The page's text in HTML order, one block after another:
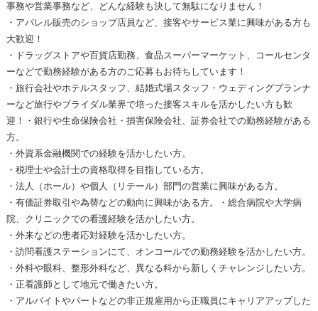
事務や営業事務など、どんな経験も決して無駄になりません！
・アパレル販売のショップ店員など、接客やサービス業に興味がある方も
大歓迎！
・ドラッグストアや百貨店勤務、食品スーパーマーケット、コールセンタ
ーなどで勤務経験がある方のご応募もお待ちしています！
・旅行会社やホテルスタッフ、結婚式場スタッフ・ウェディングプランナ
ーなど旅行やブライダル業界で培った接客スキルを活かしたい方も歓
迎！・銀行や生命保険会社・損害保険会社、証券会社での勤務経験がある
方。
・外資系金融機関での経験を活かしたい方。
・税理士や会計士の資格取得を目指している方。
・法人（ホール）や個人（リテール）部門の営業に興味がある方。
・有価証券取引や為替などの動向に興味がある方。・総合病院や大学病
院、クリニックでの看護経験を活かしたい方。
・外来などの患者応対経験を活かしたい方。
・訪問看護ステーションにて、オンコールでの勤務経験を活かしたい方。
・外科や眼科、整形外科など、異なる科から新しくチャレンジしたい方。
・正看護師として地元で働きたい方。
・アルバイトやパートなどの非正規雇用から正職員にキャリアアップした